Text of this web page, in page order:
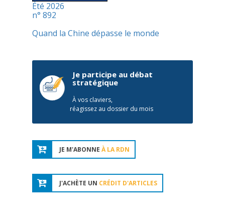
Été 2026
n° 892
Quand la Chine dépasse le monde
Je participe au débat
stratégique
À vos claviers,
réagissez au dossier du mois
JE M'ABONNE À LA RDN
J'ACHÈTE UN CRÉDIT D'ARTICLES